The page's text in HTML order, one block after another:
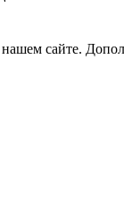
сайте.